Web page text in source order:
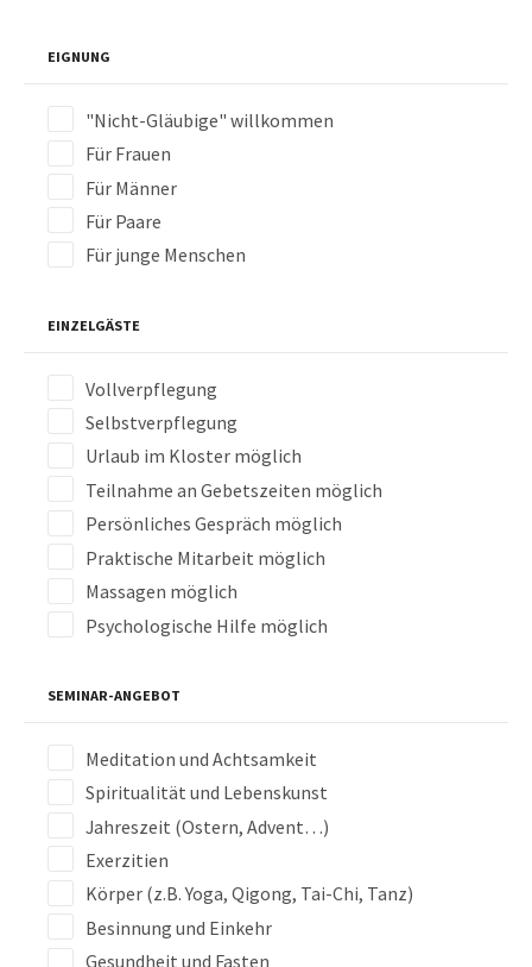
EIGNUNG
"Nicht-Gläubige" willkommen
Für Frauen
Für Männer
Für Paare
Für junge Menschen
EINZELGÄSTE
Vollverpflegung
Selbstverpflegung
Urlaub im Kloster möglich
Teilnahme an Gebetszeiten möglich
Persönliches Gespräch möglich
Praktische Mitarbeit möglich
Massagen möglich
Psychologische Hilfe möglich
SEMINAR-ANGEBOT
Meditation und Achtsamkeit
Spiritualität und Lebenskunst
Jahreszeit (Ostern, Advent…)
Exerzitien
Körper (z.B. Yoga, Qigong, Tai-Chi, Tanz)
Besinnung und Einkehr
Gesundheit und Fasten